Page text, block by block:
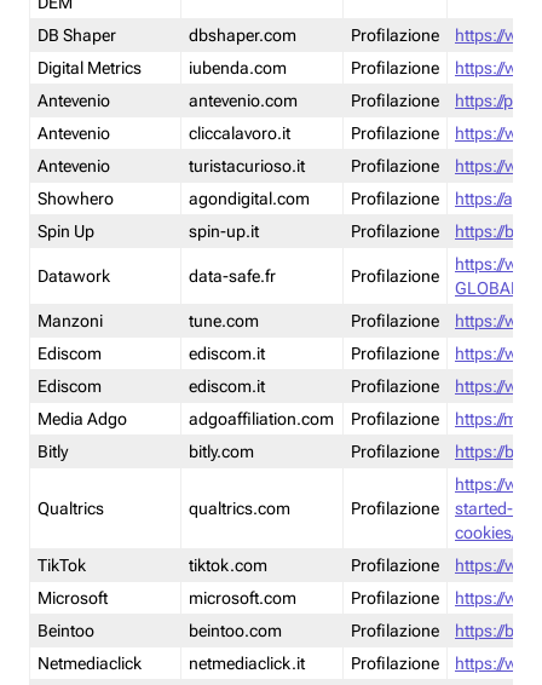
DB Shaper
dbshaper.com Profilazione
https://
Digital Metrics
iubenda.com Profilazione
https://
Antevenio
antevenio.com Profilazione
https://
Antevenio
cliccalavoro.it Profilazione
https://
Antevenio
turistacurioso.it Profilazione
https://
Showhero
agondigital.com Profilazione
https://
Spin Up
spin-up.it Profilazione https://
Datawork data-safe.fr Profilazione
https://
GLOBAL-
Manzoni
tune.com Profilazione
https://
Ediscom
ediscom.it Profilazione
https://
Ediscom
ediscom.it Profilazione
https://
Media Adgo
adgoaffiliation.com Profilazione
https://
Bitly
bitly.com Profilazione https://
Qualtrics qualtrics.com Profilazione
https://
started-
cookies/
TikTok
tiktok.com Profilazione
https://
Microsoft
microsoft.com Profilazione
https://
Beintoo
beintoo.com Profilazione
https://
Netmediaclick
netmediaclick.it Profilazione https://